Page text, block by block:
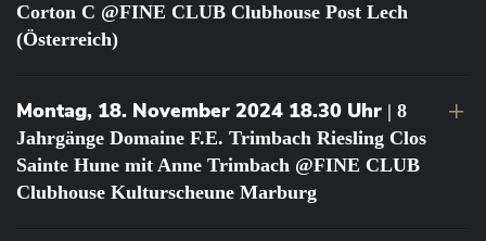
Corton C @FINE CLUB Clubhouse Post Lech
(Österreich)
Montag, 18. November 2024 18.30 Uhr | 8
Jahrgänge Domaine F.E. Trimbach Riesling Clos
Sainte Hune mit Anne Trimbach @FINE CLUB
Clubhouse Kulturscheune Marburg